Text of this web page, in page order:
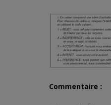
Commentaire :